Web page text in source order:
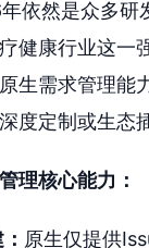
依然是众多研
健康行业这一
生需求管理能
度定制或生态
理核心能力：
原生仅提供